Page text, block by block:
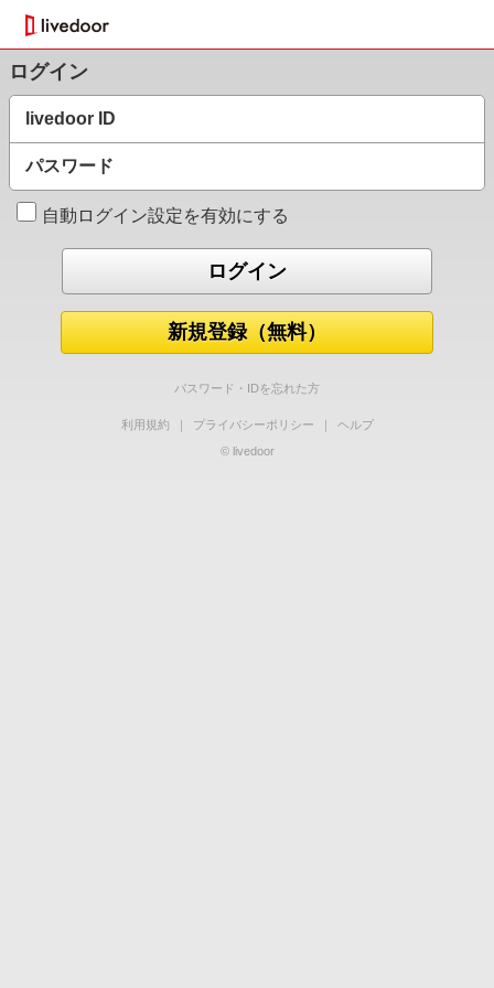
ログイン
livedoor ID
パスワード
自動ログイン設定を有効にする
新規登録（無料）
パスワード・IDを忘れた方
利用規約 ｜ プライバシーポリシー ｜
ヘルプ
© livedoor